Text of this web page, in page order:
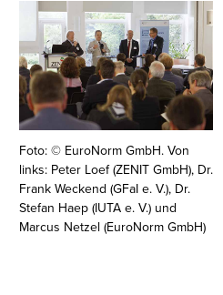
Foto: © EuroNorm GmbH. Von
links: Peter Loef (ZENIT GmbH), Dr.
Frank Weckend (GFaI e. V.), Dr.
Stefan Haep (IUTA e. V.) und
Marcus Netzel (EuroNorm GmbH)